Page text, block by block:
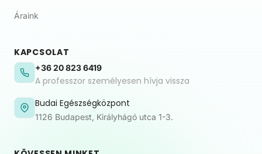
Áraink
KAPCSOLAT
+36 20 823 6419
A professzor személyesen hívja vissza
Budai Egészségközpont
1126 Budapest, Királyhágó utca 1-3.